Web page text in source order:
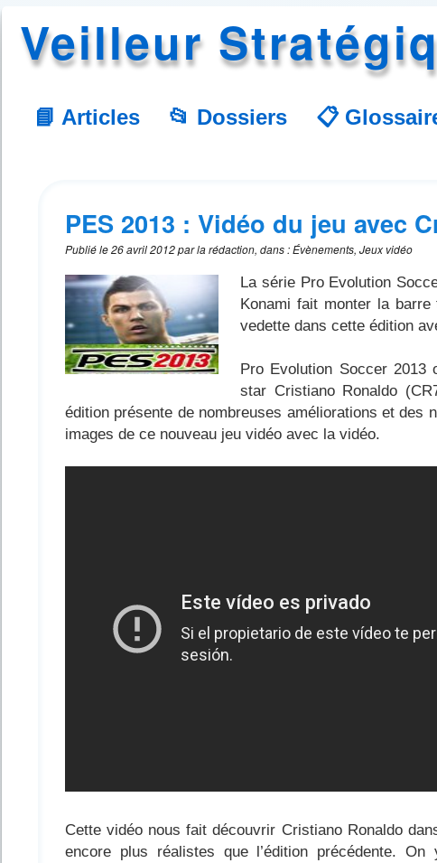
Veilleur
📘 Articles 📂 Dossiers 📋
PES 2013 : Vidéo du jeu avec
Publié le26 avril 2012parla rédaction, dans :Évènements, Jeux vidéo
La série Pro Evolution
Konami fait monter la
vedette dans cette édition
Pro Evolution Soccer
star Cristiano Ronaldo
édition présente de nombreuses améliorations et des
images de ce nouveau jeu vidéo avec la vidéo.
Cette vidéo nous fait découvrir Cristiano Ronaldo
encore plus réalistes que l’édition précédente.